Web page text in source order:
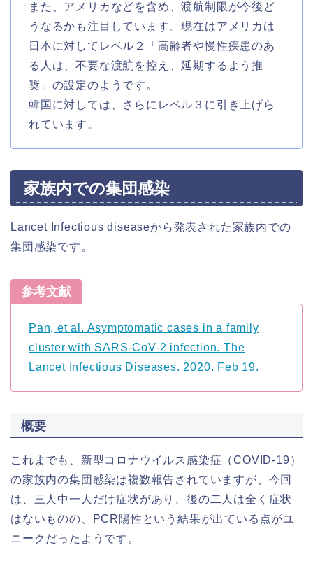
また、アメリカなどを含め、渡航制限が今後ど
うなるかも注目しています。現在はアメリカは
日本に対してレベル２「高齢者や慢性疾患のあ
る人は、不要な渡航を控え、延期するよう推
奨」の設定のようです。
韓国に対しては、さらにレベル３に引き上げら
れています。
家族内での集団感染
Lancet Infectious diseaseから発表された家族内での
集団感染です。
参考文献
Pan, et al. Asymptomatic cases in a family
cluster with SARS-CoV-2 infection. The
Lancet Infectious Diseases. 2020. Feb 19.
概要
これまでも、新型コロナウイルス感染症（COVID-19）
の家族内の集団感染は複数報告されていますが、今回
は、三人中一人だけ症状があり、後の二人は全く症状
はないものの、PCR陽性という結果が出ている点がユ
ニークだったようです。